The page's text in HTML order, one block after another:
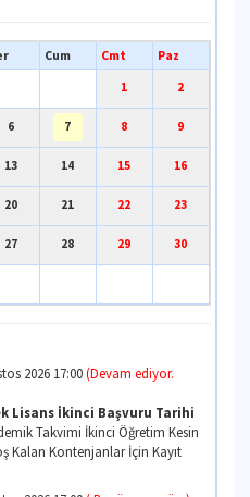
<< >>
Per Cum Cmt
5 6